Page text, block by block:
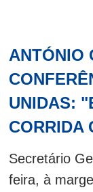
ANTÓNIO
UNIDAS:
CORRIDA
Secretário
feira, à